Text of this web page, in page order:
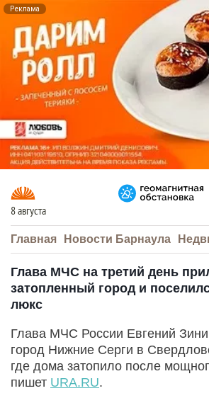
Реклама
8 августа
Главная Новости Барнаула
Глава МЧС на третий день
затопленный город и
люкс
Глава МЧС России Евгений
город Нижние Серги в
где дома затопило после
пишет URA.RU.